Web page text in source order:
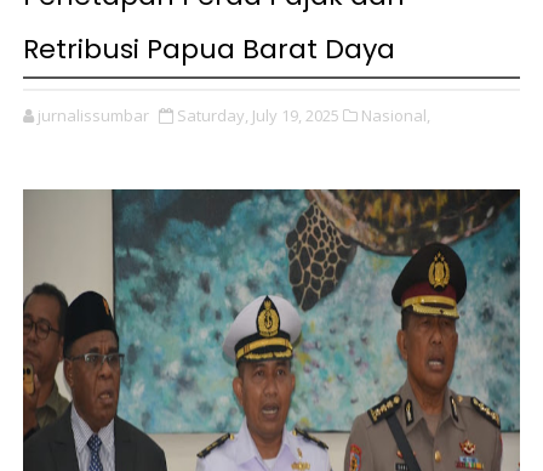
Retribusi Papua Barat Daya
jurnalissumbar Saturday, July 19, 2025 Nasional,